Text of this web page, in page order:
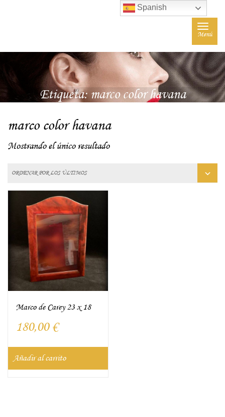
Toggle
Menú
Etiqueta:marco color havana
marco color havana
Mostrando el único resultado
Marco de Carey 23 x 18
180,00 €
Añadir al carrito
Spanish